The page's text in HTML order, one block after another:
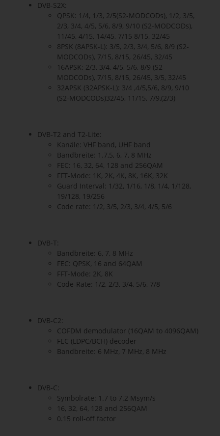
DVB-S2X:
QPSK: 1/4, 1/3, 2/5(S2-MODCODs), 1/2, 3/5,
2/3, 3/4, 4/5, 5/6, 8/9, 9/10 (S2-MODCODs),
11/45, 4/15, 14/45, 7/15 8/15, 32/45
8PSK (8APSK-L): 3/5, 2/3, 3/4, 5/6, 8/9 (S2-
MODCODs), 7/15, 8/15, 26/45, 32/45
16APSK: 2/3, 3/4, 4/5, 5/6, 8/9 (S2-
MODCODs), 7/15, 8/15, 26/45, 3/5, 32/45
32APSK (32APSK-L): 3/4 ,4/5,5/6, 8/9, 9/10
(S2-MODCODs)32/45, 11/15, 7/9,(2/3)
DVB-T2 and T2-Lite:
Kanäle: VHF band, UHF band
Bandbreite: 1.7,5, 6, 7, 8 MHz
FEC: 16, 32, 64, 128 and 256QAM
FFT-Mode: 1K, 2K, 4K, 8K, 16K, 32K
Guard Interval: 1/32, 1/16, 1/8, 1/4, 1/128,
19/128, 19/256
Code rate: 1/2, 3/5, 2/3, 3/4, 4/5, 5/6
DVB-T:
Bandbreite: 6, 7, 8 MHz
FEC: QPSK, 16 and 64QAM
FFT-Mode: 2K, 8K
Code-Rate: 1/2, 2/3, 3/4, 5/6, 7/8
DVB-C2:
COFDM demodulator (16QAM to 4096QAM)
FEC (LDPC/BCH) decoder
Bandbreite: 6 MHz, 7 MHz, 8 MHz
DVB-C:
Symbolrate: 1.7 to 7.2 Msym/s
16, 32, 64, 128 and 256QAM
0.15 roll-off factor